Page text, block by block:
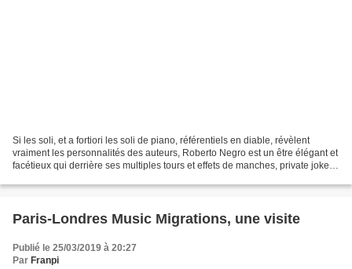
Si les soli, et a fortiori les soli de piano, référentiels en diable, révèlent
vraiment les personnalités des auteurs, Roberto Negro est un être élégant et
facétieux qui derrière ses multiples tours et effets de manches, private jokes
Paris-Londres Music Migrations, une visite
Publié le 25/03/2019 à 20:27
Par Franpi